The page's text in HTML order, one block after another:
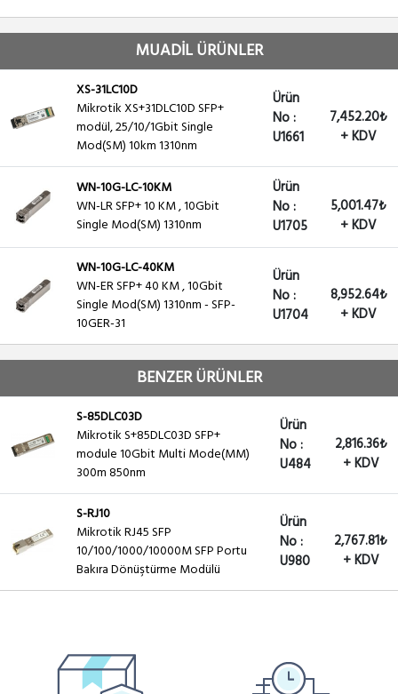
MUADİL ÜRÜNLER
XS-31LC10D
Mikrotik XS+31DLC10D SFP+
modül, 25/10/1Gbit Single
Mod(SM) 10km 1310nm
Ürün
No :
U1661
7,452.20₺
+ KDV
WN-10G-LC-10KM
WN-LR SFP+ 10 KM , 10Gbit
Single Mod(SM) 1310nm
Ürün
No :
U1705
5,001.47₺
+ KDV
WN-10G-LC-40KM
WN-ER SFP+ 40 KM , 10Gbit
Single Mod(SM) 1310nm - SFP-
10GER-31
Ürün
No :
U1704
8,952.64₺
+ KDV
BENZER ÜRÜNLER
S-85DLC03D
Mikrotik S+85DLC03D SFP+
module 10Gbit Multi Mode(MM)
300m 850nm
Ürün
No :
U484
2,816.36₺
+ KDV
S-RJ10
Mikrotik RJ45 SFP
10/100/1000/10000M SFP Portu
Bakıra Dönüştürme Modülü
Ürün
No :
U980
2,767.81₺
+ KDV